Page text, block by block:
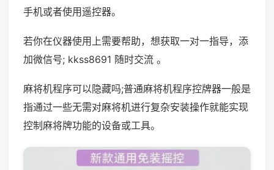
手机或者使用遥控器。
若你在仪器使用上需要帮助，想获取一对一指导，添
加微信号; kkss8691 随时交流 。
麻将机程序可以隐藏吗;普通麻将机程序控牌器一般是
指通过一些无需对麻将机进行复杂安装操作就能实现
控制麻将牌功能的设备或工具。